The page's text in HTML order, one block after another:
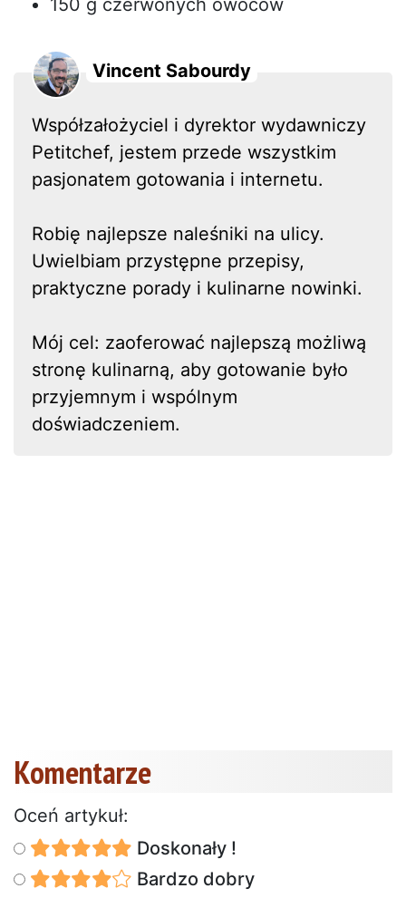
150 g czerwonych owoców
Vincent Sabourdy
Współzałożyciel i dyrektor wydawniczy
Petitchef, jestem przede wszystkim
pasjonatem gotowania i internetu.
Robię najlepsze naleśniki na ulicy.
Uwielbiam przystępne przepisy,
praktyczne porady i kulinarne nowinki.
Mój cel: zaoferować najlepszą możliwą
stronę kulinarną, aby gotowanie było
przyjemnym i wspólnym
doświadczeniem.
Komentarze
Oceń artykuł:
Doskonały !
Bardzo dobry